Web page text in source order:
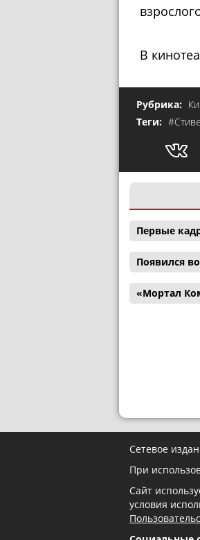
В
Рубрика:
Теги:
Первые
Появился
«Мортал
Сетевое
При
Сайт
условия